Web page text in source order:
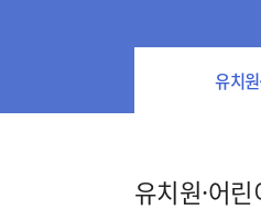
유치
유치원·어